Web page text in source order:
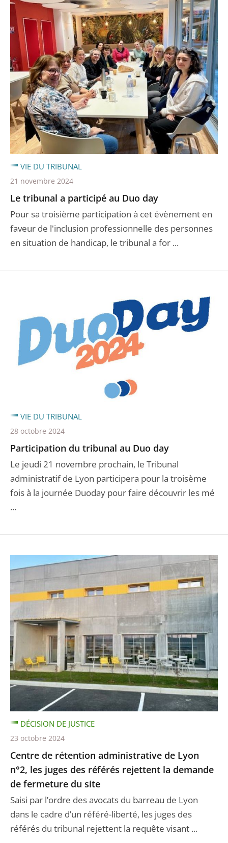
Le tribunal a participé au Duo day
Pour sa troisième participation à cet évènement en
faveur de l'inclusion professionnelle des personnes
en situation de handicap, le tribunal a for ...
VIE DU TRIBUNAL
21 novembre 2024
Participation du tribunal au Duo day
Le jeudi 21 novembre prochain, le Tribunal
administratif de Lyon participera pour la troisème
fois à la journée Duoday pour faire découvrir les mé
...
VIE DU TRIBUNAL
28 octobre 2024
Centre de rétention administrative de Lyon
n°2, les juges des référés rejettent la demande
de fermeture du site
Saisi par l’ordre des avocats du barreau de Lyon
dans le cadre d’un référé-liberté, les juges des
référés du tribunal rejettent la requête visant ...
DÉCISION DE JUSTICE
23 octobre 2024